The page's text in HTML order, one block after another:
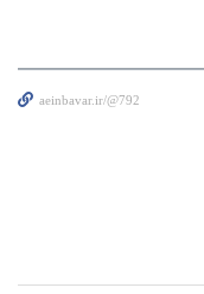
aeinbavar.ir/@792